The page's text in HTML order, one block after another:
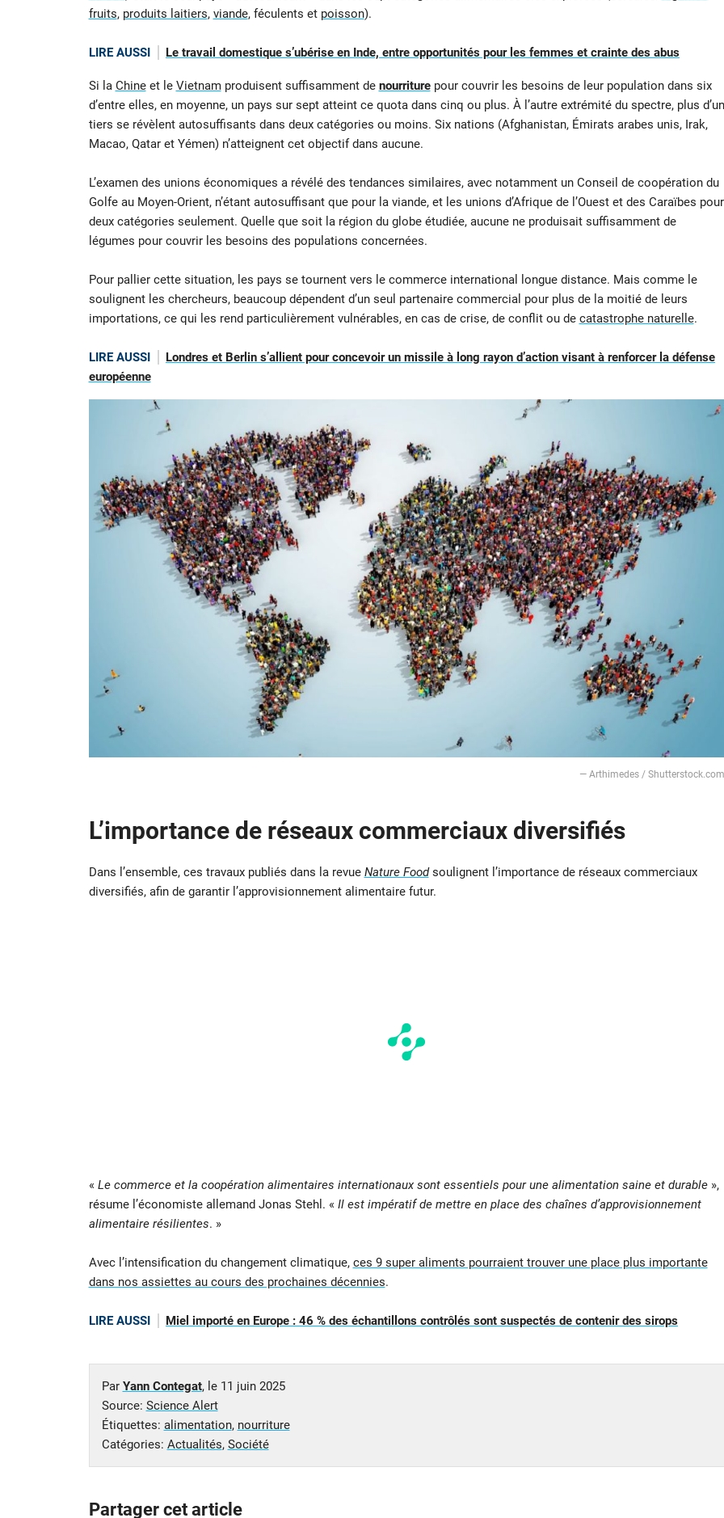
fruits, produits laitiers, viande, féculents et poisson).
LIRE AUSSI Le travail domestique s’ubérise en Inde, entre opportunités pour les femmes et crainte des abus
Si la Chineet le Vietnamproduisent suffisamment de nourriture pour couvrir les besoins de leur population dans six
d’entre elles, en moyenne, un pays sur sept atteint ce quota dans cinq ou plus. À l’autre extrémité du spectre, plus d’un
tiers se révèlent autosuffisants dans deux catégories ou moins. Six nations (Afghanistan, Émirats arabes unis, Irak,
Macao, Qatar et Yémen) n’atteignent cet objectif dans aucune.
L’examen des unions économiques a révélé des tendances similaires, avec notamment un Conseil de coopération du
Golfe au Moyen-Orient, n’étant autosuffisant que pour la viande, et les unions d’Afrique de l’Ouest et des Caraïbes pour
deux catégories seulement. Quelle que soit la région du globe étudiée, aucune ne produisait suffisamment de
légumes pour couvrir les besoins des populations concernées.
Pour pallier cette situation, les pays se tournent vers le commerce international longue distance. Mais comme le
soulignent les chercheurs, beaucoup dépendent d’un seul partenaire commercial pour plus de la moitié de leurs
importations, ce qui les rend particulièrement vulnérables, en cas de crise, de conflit ou de catastrophe naturelle.
LIRE AUSSI
Londres et Berlin s’allient pour concevoir un missile à long rayon d’action visant à renforcer la défense
européenne
— Arthimedes / Shutterstock.com
L’importance de réseaux commerciaux diversifiés
Dans l’ensemble, ces travaux publiés dans la revue Nature Foodsoulignent l’importance de réseaux commerciaux
diversifiés, afin de garantir l’approvisionnement alimentaire futur.
« Le commerce et la coopération alimentaires internationaux sont essentiels pour une alimentation saine et durable»,
résume l’économiste allemand Jonas Stehl. « Il est impératif de mettre en place des chaînes d’approvisionnement
alimentaire résilientes. »
Avec l’intensification du changement climatique, ces 9 super aliments pourraient trouver une place plus importante
dans nos assiettes au cours des prochaines décennies.
LIRE AUSSI Miel importé en Europe : 46 % des échantillons contrôlés sont suspectés de contenir des sirops
Par Yann Contegat, le 11 juin 2025
Source: Science Alert
Étiquettes: alimentation, nourriture
Catégories: Actualités, Société
Partager cet article